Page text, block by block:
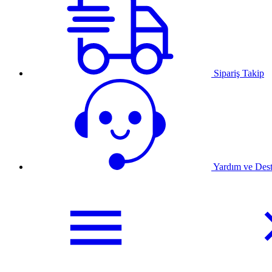
Sipariş Takip
Yardım ve